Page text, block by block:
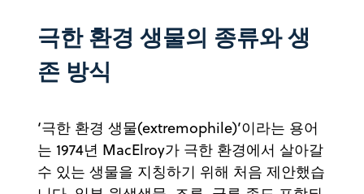
극한 환경 생물의 종류와 생
존 방식
‘극한 환경 생물(extremophile)’이라는 용어
는 1974년 MacElroy가 극한 환경에서 살아갈
수 있는 생물을 지칭하기 위해 처음 제안했습